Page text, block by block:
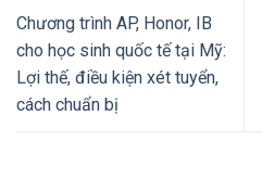
Chương trình AP, Honor, IB
cho học sinh quốc tế tại Mỹ:
Lợi thế, điều kiện xét tuyển,
cách chuẩn bị